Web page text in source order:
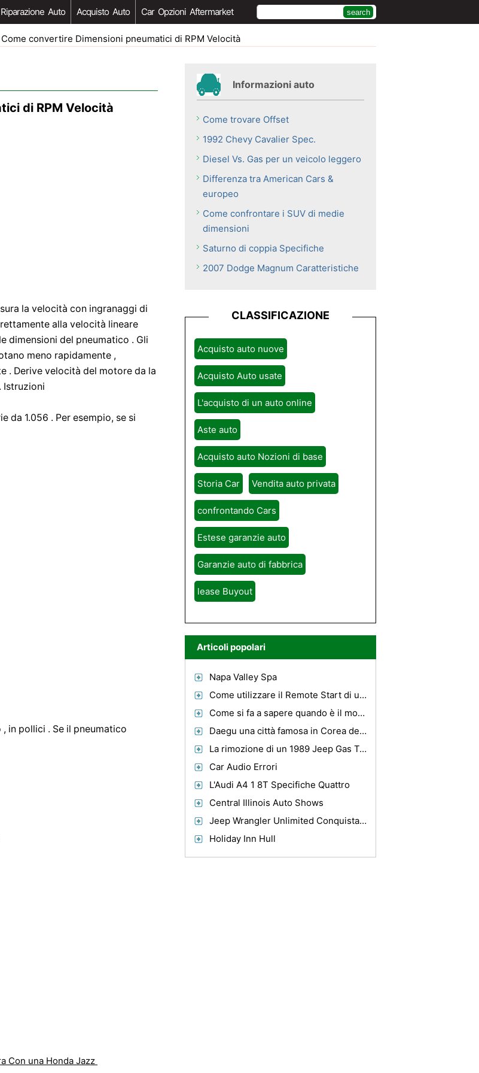
Riparazione Auto Acquisto Auto Car Opzioni Aftermarket
convertire Dimensioni pneumatici di RPM Velocità
di RPM Velocità
la velocità con ingranaggi di
alla velocità lineare
dimensioni del pneumatico . Gli
meno rapidamente ,
. Derive velocità del motore da la
Istruzioni
da 1.056 . Per esempio, se si
in pollici . Se il pneumatico
Con una Honda Jazz
Informazioni auto
Come trovare Offset
1992 Chevy Cavalier Spec.
Diesel Vs. Gas per un veicolo leggero
Differenza tra American Cars &
europeo
Come confrontare i SUV di medie
dimensioni
Saturno di coppia Specifiche
2007 Dodge Magnum Caratteristiche
CLASSIFICAZIONE
Acquisto auto nuove
Acquisto Auto usate
L'acquisto di un auto online
Aste auto
Acquisto auto Nozioni di base
Storia Car Vendita auto privata
confrontando Cars
Estese garanzie auto
Garanzie auto di fabbrica
lease Buyout
Articoli popolari
Napa Valley Spa
Come utilizzare il Remote Start di un LeSabre 2002
Come si fa a sapere quando è il momento di cambiare i pneumatici?
Daegu una città famosa in Corea del Sud
La rimozione di un 1989 Jeep Gas Tank
Car Audio Errori
L'Audi A4 1 8T Specifiche Quattro
Central Illinois Auto Shows
Jeep Wrangler Unlimited Conquistata Ojos del Salado
Holiday Inn Hull